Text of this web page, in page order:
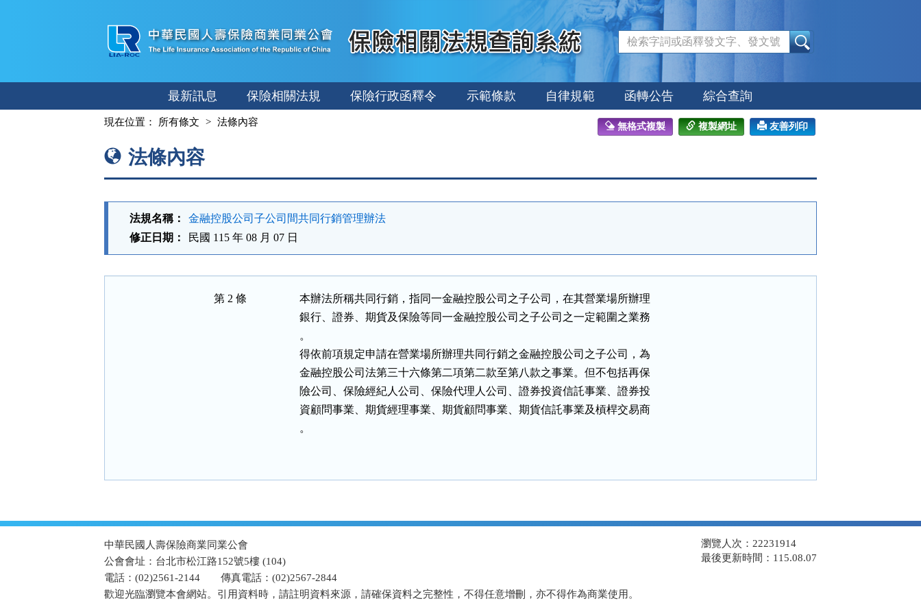
容
最新訊息 保險相關法規 保險行政函釋令 示範條款 自律規範 函轉公告 綜合查詢
現在位置： 所有條文 法條內容 無格式複製 複製網址 友善列印
法條內容
法規名稱：
金融控股公司子公司間共同行銷管理辦法
修正日期：
民國 115 年 08 月 07 日
第 2 條
本辦法所稱共同行銷，指同一金融控股公司之子公司，在其營業場所辦理
銀行、證券、期貨及保險等同一金融控股公司之子公司之一定範圍之業務
。
得依前項規定申請在營業場所辦理共同行銷之金融控股公司之子公司，為
金融控股公司法第三十六條第二項第二款至第八款之事業。但不包括再保
險公司、保險經紀人公司、保險代理人公司、證券投資信託事業、證券投
資顧問事業、期貨經理事業、期貨顧問事業、期貨信託事業及槓桿交易商
。
中華民國人壽保險商業同業公會
公會會址：台北市松江路152號5樓 (104)
電話：(02)2561-2144
傳真電話：(02)2567-2844
歡迎光臨瀏覽本會網站。引用資料時，請註明資料來源，請確保資料之完整性，不得任意增刪，亦不得作為商業使用。
瀏覽人次：22231914
最後更新時間：115.08.07